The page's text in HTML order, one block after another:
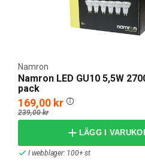
Namron LED GU10 5,5W
pack
Namron
169,00 kr
239,00 kr
LÄGG I
I webblager: 100+ st